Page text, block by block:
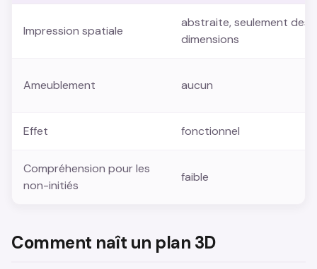
Impression spatiale
abstraite, seulement des
dimensions
Ameublement aucun
Effet fonctionnel
Compréhension pour les
non-initiés
faible
Comment naît un plan 3D